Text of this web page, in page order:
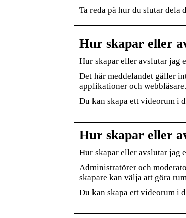
Ta reda på hur du slutar
Hur skapar eller
Hur skapar eller avslutar jag
Det här meddelandet gäller
applikationer och webbläsare.
Du kan skapa ett videorum i
Hur skapar eller
Hur skapar eller avslutar jag
Administratörer och
skapare kan välja att göra
Du kan skapa ett videorum i